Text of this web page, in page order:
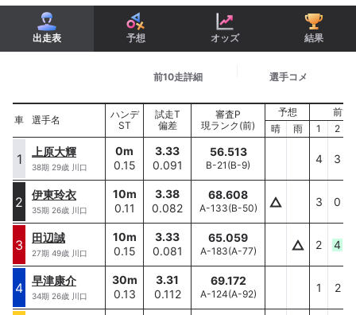
1R
一般戦
4R
一般戦
出走表 予想 オッズ 結果
前10走詳細 選手コメ
車 選手名
ハンデ/ST
1 上原大輝
0m/0.15
2 伊東玲衣
10m/ 0.11
3 田辺誠
10m/ 0.15
4 早津康介
30m/ 0.13
車 選手名
ハンデ
ST
試走T
偏差
審査P
現ランク(前)
予想
前10
晴
雨 1 2
1 上原大輝
38期 29歳 川口
0m
0.15
3.33
0.091
56.513
B-21 (B-9) 4 3
2 伊東玲衣
35期 26歳 川口
10m
0.11
3.38
0.082
68.608
A-133(B-50) 3 0
3 田辺誠
27期 49歳 川口
10m
0.15
3.33
0.081
65.059
A-183(A-77) 2 4
4 早津康介
34期 26歳 川口
30m
0.13
3.31
0.112
69.172
A-124(A-92) 1 2